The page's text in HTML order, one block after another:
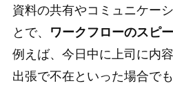
資料の共有やコミュニケー
とで、
ワークフローのスピ
例えば、今日中に上司に内
出張で不在といった場合で